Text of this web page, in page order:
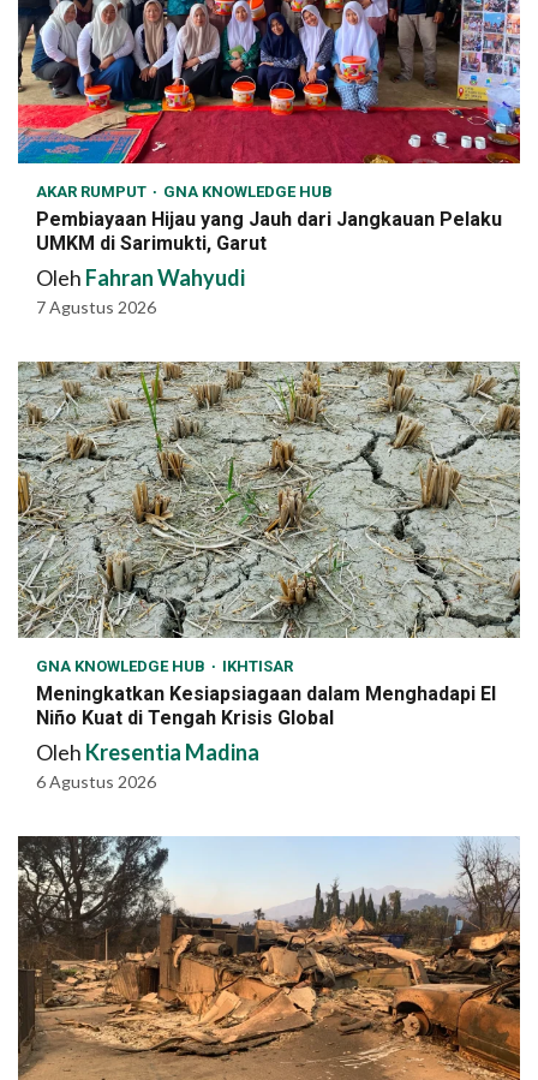
AKAR RUMPUT GNA KNOWLEDGE HUB
Pembiayaan Hijau yang Jauh dari Jangkauan Pelaku
UMKM di Sarimukti, Garut
Oleh Fahran Wahyudi
7 Agustus 2026
GNA KNOWLEDGE HUB IKHTISAR
Meningkatkan Kesiapsiagaan dalam Menghadapi El
Niño Kuat di Tengah Krisis Global
Oleh Kresentia Madina
6 Agustus 2026